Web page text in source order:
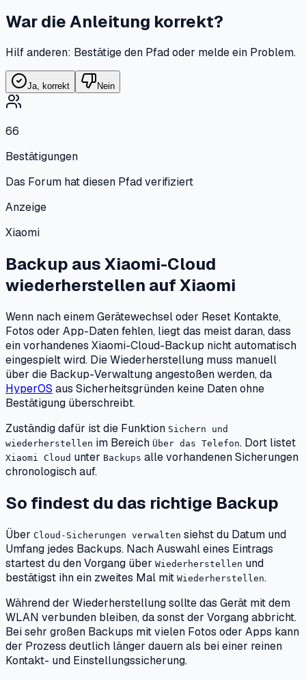
War die Anleitung korrekt?
Hilf anderen: Bestätige den Pfad oder melde ein Problem.
Ja, korrekt Nein
66
Bestätigungen
Das Forum hat diesen Pfad verifiziert
Anzeige
Xiaomi
Backup aus Xiaomi-Cloud
wiederherstellen aufXiaomi
Wenn nach einem Gerätewechsel oder Reset Kontakte,
Fotos oder App-Daten fehlen, liegt das meist daran, dass
ein vorhandenes Xiaomi-Cloud-Backup nicht automatisch
eingespielt wird. Die Wiederherstellung muss manuell
über die Backup-Verwaltung angestoßen werden, da
HyperOS aus Sicherheitsgründen keine Daten ohne
Bestätigung überschreibt.
Zuständig dafür ist die Funktion Sichern und
wiederherstellen im Bereich Über das Telefon. Dort listet
Xiaomi Cloud unter Backups alle vorhandenen Sicherungen
chronologisch auf.
So findest du das richtige Backup
Über Cloud-Sicherungen verwalten siehst du Datum und
Umfang jedes Backups. Nach Auswahl eines Eintrags
startest du den Vorgang über Wiederherstellen und
bestätigst ihn ein zweites Mal mit Wiederherstellen.
Während der Wiederherstellung sollte das Gerät mit dem
WLAN verbunden bleiben, da sonst der Vorgang abbricht.
Bei sehr großen Backups mit vielen Fotos oder Apps kann
der Prozess deutlich länger dauern als bei einer reinen
Kontakt- und Einstellungssicherung.